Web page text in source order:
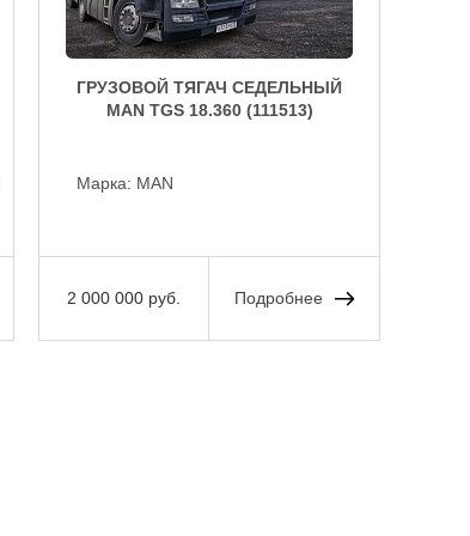
ГРУЗОВОЙ ТЯГАЧ СЕДЕЛЬНЫЙ
MAN TGS 18.360 (111513)
Марка: MAN
2 000 000 руб. Подробнее